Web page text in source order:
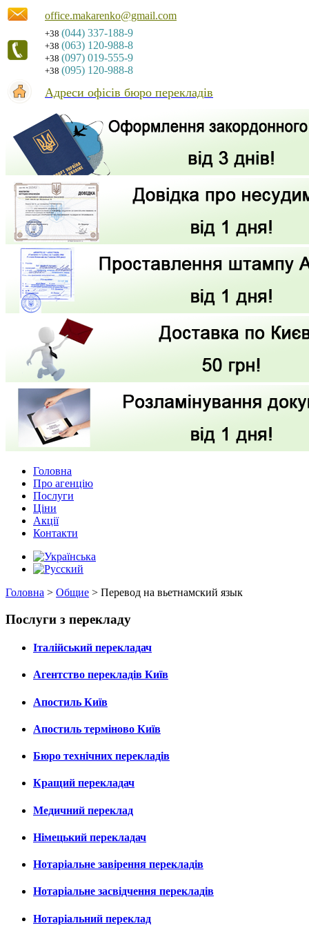
office.makarenko@gmail.com
+38 (044) 337-188-9
+38 (063) 120-988-8
+38 (097) 019-555-9
+38 (095) 120-988-8
Адреси офісів бюро перекладів
Головна
Про агенцію
Послуги
Ціни
Акції
Контакти
Головна > Общие > Перевод на вьетнамский язык
Послуги з перекладу
Італійський перекладач
Агентство перекладів Київ
Апостиль Київ
Апостиль терміново Київ
Бюро технічних перекладів
Кращий перекладач
Медичний переклад
Німецький перекладач
Нотаріальне завірення перекладів
Нотаріальне засвідчення перекладів
Нотаріальний переклад